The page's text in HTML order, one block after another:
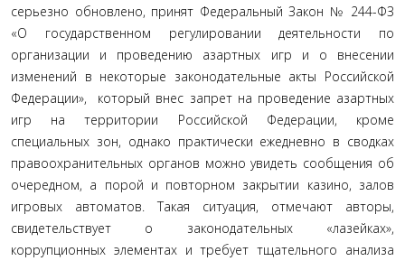
серьезно обновлено, принят Федеральный Закон № 244-ФЗ
«О государственном регулировании деятельности по
организации и проведению азартных игр и о внесении
изменений в некоторые законодательные акты Российской
Федерации», который внес запрет на проведение азартных
игр на территории Российской Федерации, кроме
специальных зон, однако практически ежедневно в сводках
правоохранительных органов можно увидеть сообщения об
очередном, а порой и повторном закрытии казино, залов
игровых автоматов. Такая ситуация, отмечают авторы,
свидетельствует о законодательных «лазейках»,
коррупционных элементах и требует тщательного анализа